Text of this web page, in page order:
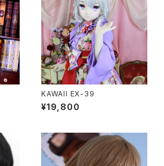
KAWAII EX-39
¥19,800